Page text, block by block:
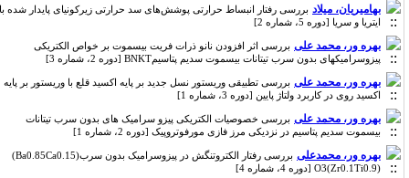
بهامیریان، میلاد بررسی رفتار انبساط حرارتی پوشش‌های سد حرارتی زیرکونیای پایدار شده با
ایتریا و سریا [دوره 5، شماره 2]
بهره ور، محمد علی بررسی اثر افزودن نانو ذرات فریت بیسموت بر خواص الکتریکی
پیزوسرامیکهای بدون سرب تیتانات بیسموت سدیم پتاسیمBNKT [دوره 2، شماره 3]
بهره ور، محمد علی بررسی تطبیقی وریستور نسل جدید بر پایه اکسید قلع با وریستور بر پایه
اکسید روی در کاربرد ولتاژ پایین [دوره 3، شماره 1]
بهره ور، محمد علی بررسی خصوصیات الکتریکی پیزو سرامیک های بدون سرب تیتانات
بیسموت سدیم پتاسیم در نزدیکی مرز فازی مورفوتروپیک [دوره 2، شماره 1]
بهره ور، محمدعلی
بررسی رفتار الکتروتنگش در پیزوسرامیک بدون سرب(Ba0.85Ca0.15)